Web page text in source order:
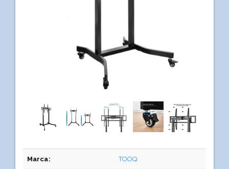
Marca: TOOQ